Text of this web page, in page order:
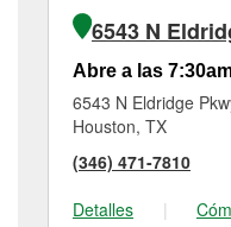
6543 N
Abre a las
6543 N Eldridge
Houston, TX
(346) 471-7810
Detalles
|